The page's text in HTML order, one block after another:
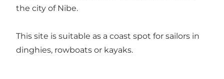
the city of Nibe.
This site is suitable as a coast spot for sailors in
dinghies, rowboats or kayaks.